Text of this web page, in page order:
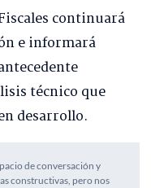
continuará
e informará
técnico que
desarrollo.
de conversación y
constructivas, pero nos